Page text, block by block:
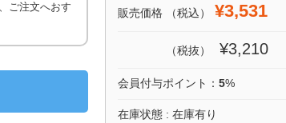
ご注文へおす
販売価格 （税込） ¥3,531
（税抜） ¥3,210
会員付与ポイント： 5%
在庫状態 : 在庫有り